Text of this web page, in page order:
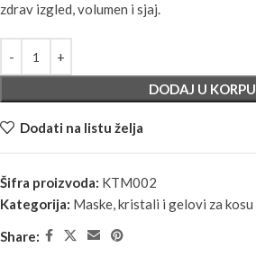
zdrav izgled, volumen i sjaj.
DODAJ U KORPU
Dodati na listu želja
Šifra proizvoda: KTM002
Kategorija: Maske, kristali i gelovi za kosu
Share: